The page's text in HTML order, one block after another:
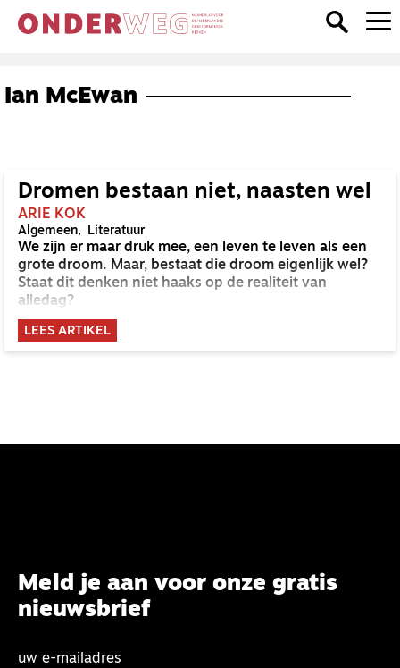
Ian McEwan
Dromen bestaan niet, naasten wel
ARIE KOK
Algemeen Literatuur
We zijn er maar druk mee, een leven te leven als een
grote droom. Maar, bestaat die droom eigenlijk wel?
Staat dit denken niet haaks op de realiteit van
alledag?
LEES ARTIKEL
Meld je aan voor onze gratis
nieuwsbrief
uw e-mailadres